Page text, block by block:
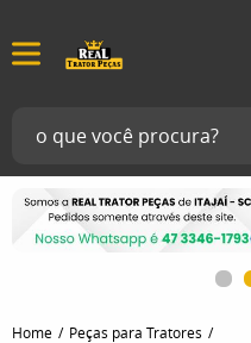
Home Peças para Tratores